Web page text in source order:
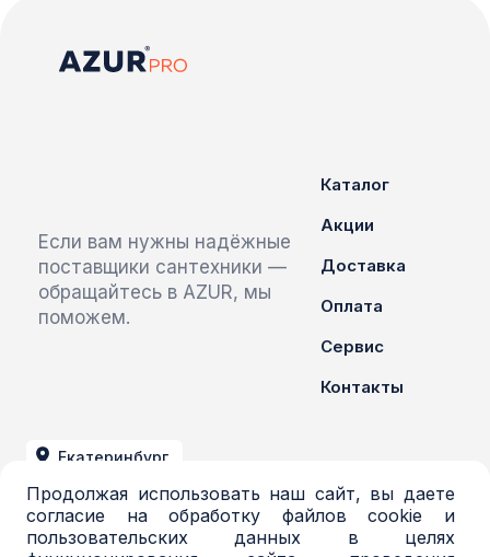
Продолжая использовать наш сайт, вы даете
согласие на обработку файлов cookie и
пользовательских данных в целях
Если вам нужны надёжные
поставщики сантехники —
обращайтесь в AZUR, мы
поможем.
Каталог
Акции
Доставка
Оплата
Сервис
Контакты
Екатеринбург
+7 (343) 379-03-71
azur@azur-opt.ru